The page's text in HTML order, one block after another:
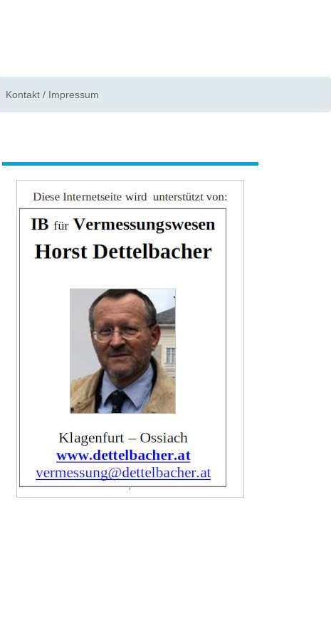
Kontakt / Impressum
werbung-ib-h-dett.jpg